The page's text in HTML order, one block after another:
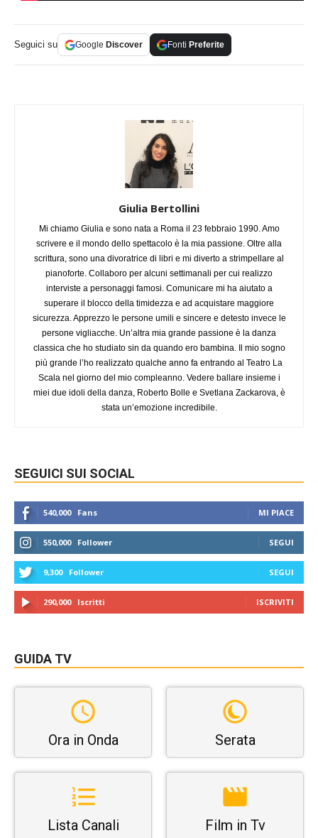
Seguici su Google Discover Fonti Preferite
Giulia Bertollini
Mi chiamo Giulia e sono nata a Roma il 23 febbraio 1990. Amo
scrivere e il mondo dello spettacolo è la mia passione. Oltre alla
scrittura, sono una divoratrice di libri e mi diverto a strimpellare al
pianoforte. Collaboro per alcuni settimanali per cui realizzo
interviste a personaggi famosi. Comunicare mi ha aiutato a
superare il blocco della timidezza e ad acquistare maggiore
sicurezza. Apprezzo le persone umili e sincere e detesto invece le
persone vigliacche. Un’altra mia grande passione è la danza
classica che ho studiato sin da quando ero bambina. Il mio sogno
più grande l’ho realizzato qualche anno fa entrando al Teatro La
Scala nel giorno del mio compleanno. Vedere ballare insieme i
miei due idoli della danza, Roberto Bolle e Svetlana Zackarova, è
stata un’emozione incredibile.
SEGUICI SUI SOCIAL
540,000 Fans MI PIACE
550,000 Follower SEGUI
9,300 Follower SEGUI
290,000 Iscritti ISCRIVITI
GUIDA TV
Ora in Onda Serata
Lista Canali Film in Tv